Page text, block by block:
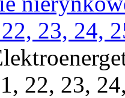
23, 24,
22, 23,